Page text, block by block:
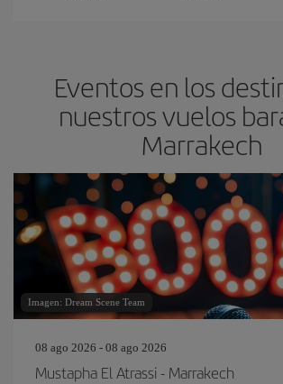
Eventos en los
nuestros vuelos
Marrakech
Imagen: Dream Scene Team
08 ago 2026 - 08 ago 2026
Mustapha El Atrassi - Marrakech